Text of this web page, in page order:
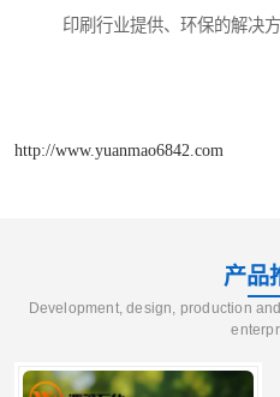
印刷行业提供、环保的解决方
http://www.yuanmao6842.com
产品
Development, design, production